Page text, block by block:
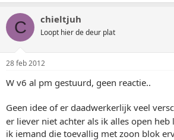
C chieltjuh
Loopt hier de deur plat
28 feb 2012
W v6 al pm gestuurd, geen reactie..
Geen idee of er daadwerkerlijk veel
er liever niet achter als ik alles open heb
ik iemand die toevallig met zoon blok